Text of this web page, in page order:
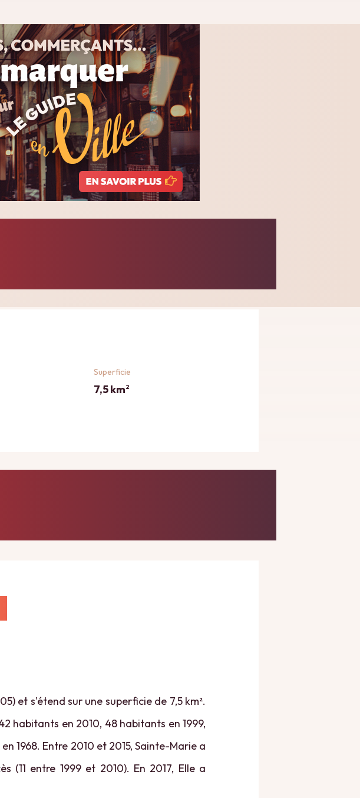
Superficie
7,5 km2
et s'étend sur une superficie de 7,5 km².
habitants en 2010, 48 habitants en 1999,
1968. Entre 2010 et 2015, Sainte-Marie a
(11 entre 1999 et 2010). En 2017, Elle a